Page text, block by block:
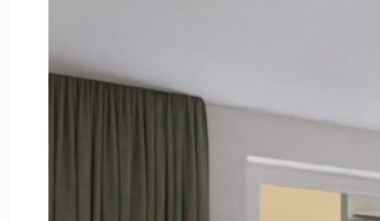
alternativ i olika prisklasser – i